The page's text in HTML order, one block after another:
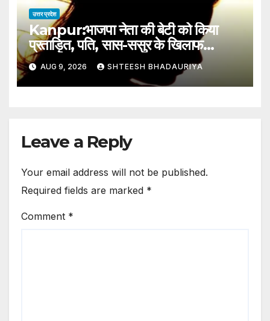
उत्तर प्रदेश
Kanpur:भाजपा नेता की बेटी को किया
प्रताड़ित, पति, सास-ससुर के खिलाफ
एफआईआर – Kanpur: Bjp Leader’s
Daughter Harassed; Fir
Lodged Against Husband
AUG 9, 2026 SHTEESH BHADAURIYA
Leave a Reply
Your email address will not be published.
Required fields are marked *
Comment *